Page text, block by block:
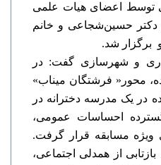
توسط اعضای هیات علمی
دکتر حسینﺷﺠﺎعی و ﺧﺎﻧﻢ
ﺑﺮگزار ﺷﺪ.
و شهرسازی گفت: در
ﻣﺤﻮر « ﻓﺮشتگان ﻣﯿﻨﺎب»
در یک ﻣﺪرﺳﻪ دﺧﺘﺮاﻧﻪ در
اﺣﺴﺎﺳﺎت ﻋﻤﻮمی،
ﻣﺴﺎﺑﻘﻪ ﻗﺮار گرﻓﺖ.
از ﻫﻤﺪلی اﺟﺘﻤﺎعی،